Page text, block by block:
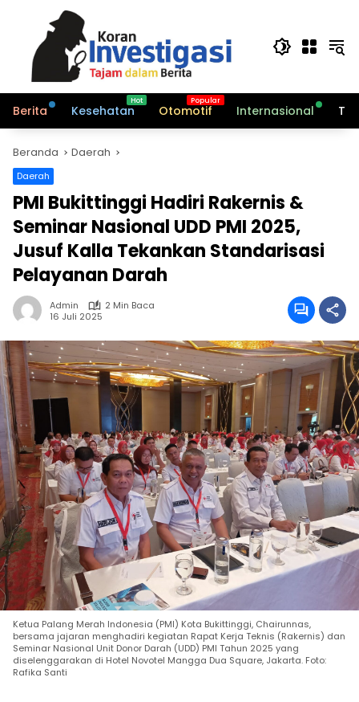
Berita Kesehatan Otomotif Internasional
Beranda Daerah
Daerah
PMI Bukittinggi Hadiri Rakernis &
Seminar Nasional UDD PMI 2025,
Jusuf Kalla Tekankan Standarisasi
Pelayanan Darah
Admin
2 Min Baca
16 Juli 2025
Ketua Palang Merah Indonesia (PMI) Kota Bukittinggi, Chairunnas,
bersama jajaran menghadiri kegiatan Rapat Kerja Teknis (Rakernis) dan
Seminar Nasional Unit Donor Darah (UDD) PMI Tahun 2025 yang
diselenggarakan di Hotel Novotel Mangga Dua Square, Jakarta. Foto:
Rafika Santi